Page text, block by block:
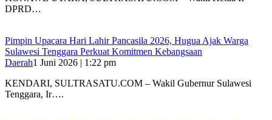
DPRD…
Pimpin Upacara Hari Lahir Pancasila 2026, Hugua Ajak Warga
Sulawesi Tenggara Perkuat Komitmen Kebangsaan
Daerah1 Juni 2026 | 1:22 pm
KENDARI, SULTRASATU.COM – Wakil Gubernur Sulawesi
Tenggara, Ir….